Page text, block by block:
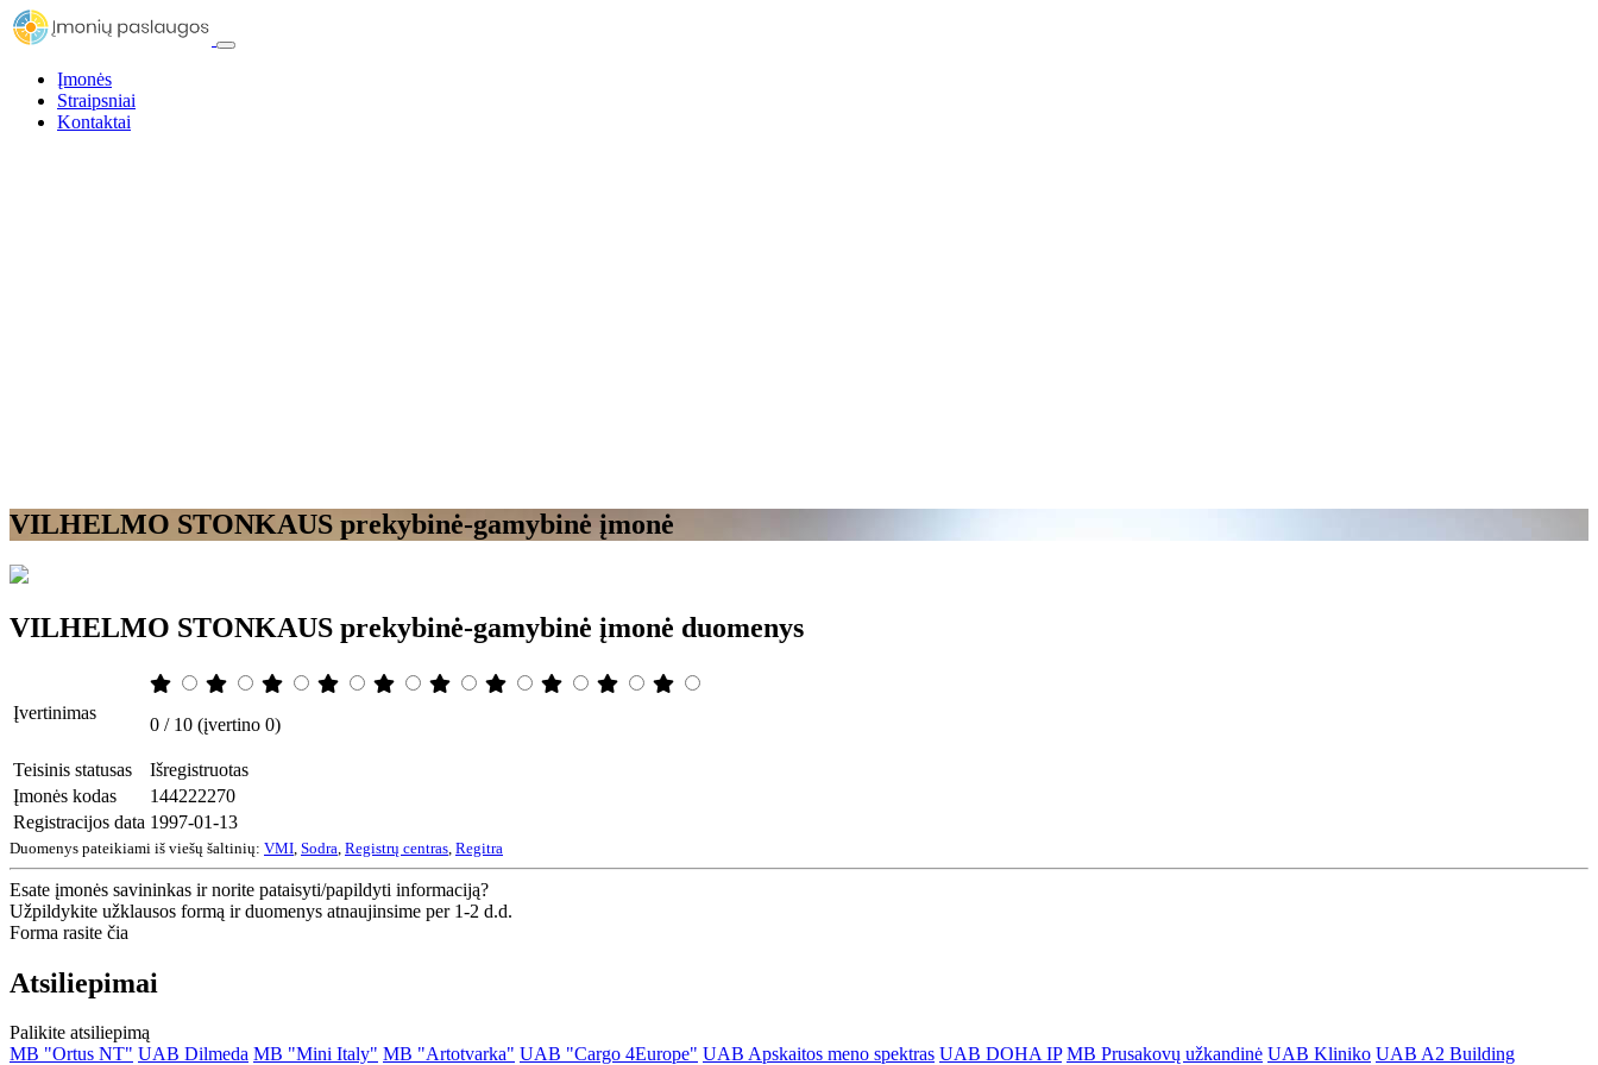
Įmonės
Straipsniai
Kontaktai
VILHELMO STONKAUS prekybinė-gamybinė įmonė
VILHELMO STONKAUS prekybinė-gamybinė įmonė duomenys
Įvertinimas
0 / 10 (įvertino 0)
Teisinis statusas
Išregistruotas
Įmonės kodas
144222270
Registracijos data 1997-01-13
Duomenys pateikiami iš viešų šaltinių: VMI Sodra Registrų centras Regitra
Esate įmonės savininkas ir norite pataisyti/papildyti informaciją?
Užpildykite užklausos formą ir duomenys atnaujinsime per 1-2 d.d.
Forma rasite čia
Atsiliepimai
Palikite atsiliepimą
MB "Ortus NT" UAB Dilmeda MB "Mini Italy" MB "Artotvarka" UAB "Cargo 4Europe" UAB Apskaitos meno spektras UAB DOHA IP MB Prusakovų užkandinė UAB Kliniko UAB A2 Building